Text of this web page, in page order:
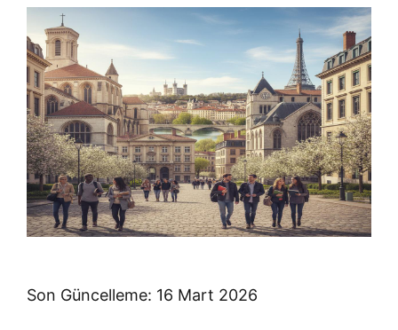
Son Güncelleme: 16 Mart 2026